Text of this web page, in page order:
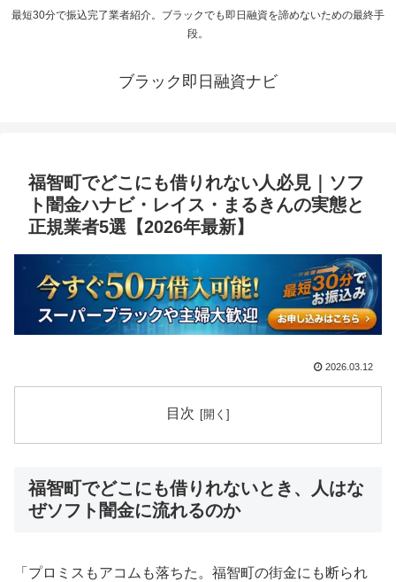
最短30分で振込完了業者紹介。ブラックでも即日融資を諦めないための最終手
段。
ブラック即日融資ナビ
福智町でどこにも借りれない人必見｜ソフ
ト闇金ハナビ・レイス・まるきんの実態と
正規業者5選【2026年最新】
2026.03.12
目次
福智町でどこにも借りれないとき、人はな
ぜソフト闇金に流れるのか
「プロミスもアコムも落ちた。福智町の街金にも断られ